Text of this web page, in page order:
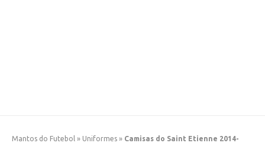
Mantos do Futebol » Uniformes » Camisas do Saint Etienne 2014-